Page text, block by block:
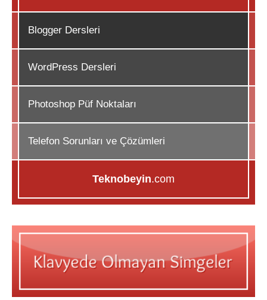
Blogger Dersleri
WordPress Dersleri
Photoshop Püf Noktaları
Telefon Sorunları ve Çözümleri
Teknobeyin.com